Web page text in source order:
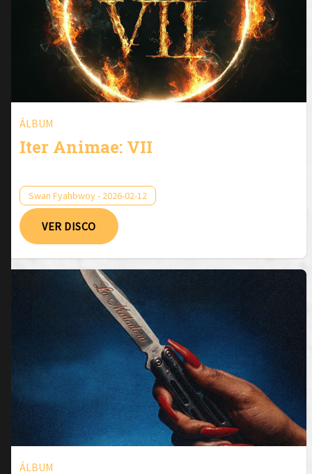
ÁLBUM
Iter Animae: VII
Swan Fyahbwoy - 2026-02-12
VER DISCO
ÁLBUM